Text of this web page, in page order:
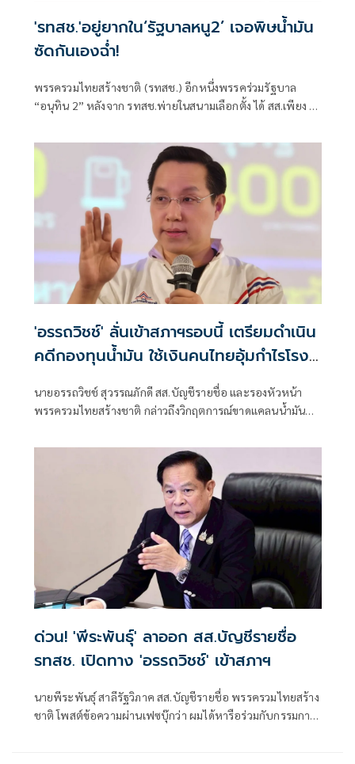
'รทสช.'อยู่ยากใน‘รัฐบาลหนู2’ เจอพิษน้ำมัน
ซัดกันเองฉ่ำ!
พรรครวมไทยสร้างชาติ (รทสช.) อีกหนึ่งพรรคร่วมรัฐบาล
“อนุทิน 2” หลังจาก รทสช.พ่ายในสนามเลือกตั้ง ได้ สส.เพียง 2
สส.บัญชีรายชื่อให้ นายอรรถวิชช์ สุวรรณภักดี ทำหน้าที่แทน
ควบคู่กับ นายชัชวาลล์ คงอุดม สส.บัญชีรายชื่อ ส่วนพีระพันธุ์
ขอลุยทำหน้าที่ขับคลื่อนพรรคเพียงหมวกเดียว
'อรรถวิชช์' ลั่นเข้าสภาฯรอบนี้ เตรียมดำเนิน
คดีกองทุนน้ำมัน ใช้เงินคนไทยอุ้มกำไรโรง
นายอรรถวิชช์ สุวรรณภักดี สส.บัญชีรายชื่อ และรองหัวหน้า
พรรครวมไทยสร้างชาติ กล่าวถึงวิกฤตการณ์ขาดแคลนน้ำมัน
บริหาร ”ผิดที่ผิดเวลา“ ใช้เงินกองทุนน้ำมันเชื้อเพลิงชดเชย
กำไรให้โรงกลั่น ทั้งที่เป็นราคาต้นทุนน้ำมันดิบล็อตเก่าเมื่อ 3
เดือนที่แล้ว หากจะต้องชดเชยควรเป็นล็อตต่อไปที่นำเข้าจาก
ด่วน! 'พีระพันธุ์' ลาออก สส.บัญชีรายชื่อ
รทสช. เปิดทาง 'อรรถวิชช์' เข้าสภาฯ
นายพีระพันธุ์ สาลีรัฐวิภาค สส.บัญชีรายชื่อ พรรครวมไทยสร้าง
ชาติ โพสต์ข้อความผ่านเฟซบุ๊กว่า ผมได้หารือร่วมกับกรรมการ